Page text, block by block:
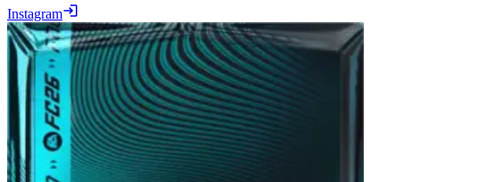
Instagram